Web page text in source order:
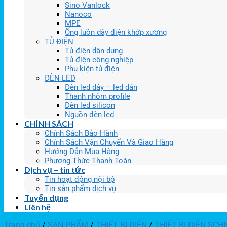
Sino Vanlock
Nanoco
MPE
Ống luồn dây điện khớp xương
TỦ ĐIỆN
Tủ điện dân dụng
Tủ điện công nghiệp
Phụ kiện tủ điện
ĐÈN LED
Đèn led dây – led dán
Thanh nhôm profile
Đèn led silicon
Nguồn đèn led
CHÍNH SÁCH
Chính Sách Bảo Hành
Chính Sách Vận Chuyển Và Giao Hàng
Hướng Dẫn Mua Hàng
Phương Thức Thanh Toán
Dịch vụ – tin tức
Tin hoạt động nội bộ
Tin sản phẩm dịch vụ
Tuyển dụng
Liên hệ